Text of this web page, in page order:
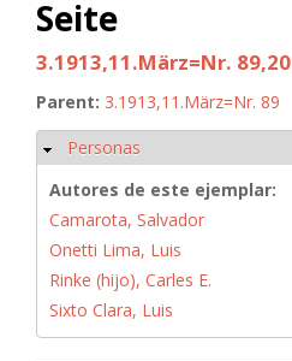
Seite
3.1913,11.März=Nr. 89,20
Parent: 3.1913,11.März=Nr. 89
Ocultar
Personas
Autores de este ejemplar:
Camarota, Salvador
Onetti Lima, Luis
Rinke (hijo), Carles E.
Sixto Clara, Luis